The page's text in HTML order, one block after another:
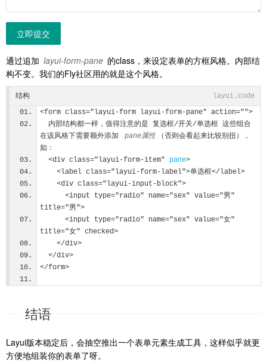
立即提交
通过追加 layui-form-pane 的class，来设定表单的方框风格。内部结
构不变。我们的Fly社区用的就是这个风格。
结构
layui.code
<form class="layui-form layui-form-pane" action="">
在该风格下需要额外添加
pane属性
（否则会看起来比较别扭），
如：
  <div class="layui-form-item"
pane>
    <label class="layui-form-label">单选框</label>
    <div class="layui-input-block">
title="男">
title="女" checked>
    </div>
  </div>
</form>
结语
Layui版本稳定后，会抽空推出一个表单元素生成工具，这样似乎就更
方便地组装你的表单了呀。